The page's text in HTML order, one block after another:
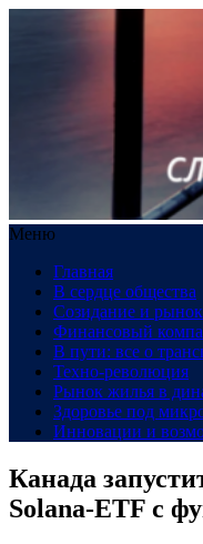
Меню
Главная
В сердце общества
Созидание и рынок
Финансовый
В пути: все о
Техно-революция
Рынок жилья в
Здоровье под
Инновации и
Канада
Solana-ETF с